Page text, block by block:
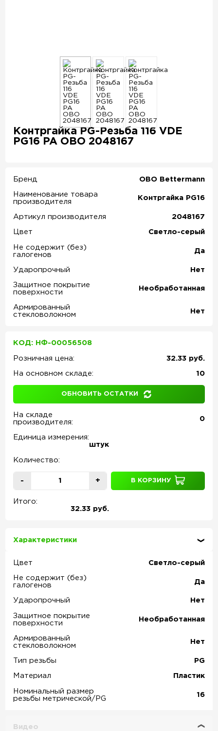
Контргайка PG-Резьба 116 VDE
PG16 PA OBO 2048167
Бренд OBO Bettermann
Наименование товара
производителя
Контргайка PG16
Артикул производителя 2048167
Цвет Светло-серый
Не содержит (без)
галогенов
Да
Ударопрочный Нет
Защитное покрытие
поверхности
Необработанная
Армированный
стекловолокном
Нет
КОД: НФ-00056508
Розничная цена: 32.33 руб.
На основном складе: 10
ОБНОВИТЬ ОСТАТКИ
На складе
производителя:
0
Единица измерения:
штук
Количество:
- + В КОРЗИНУ
Итого:
32.33 руб.
Характеристики
Цвет Светло-серый
Не содержит (без)
галогенов
Да
Ударопрочный Нет
Защитное покрытие
поверхности
Необработанная
Армированный
стекловолокном
Нет
Тип резьбы PG
Материал Пластик
Номинальный размер
резьбы метрической/PG
16
Видео